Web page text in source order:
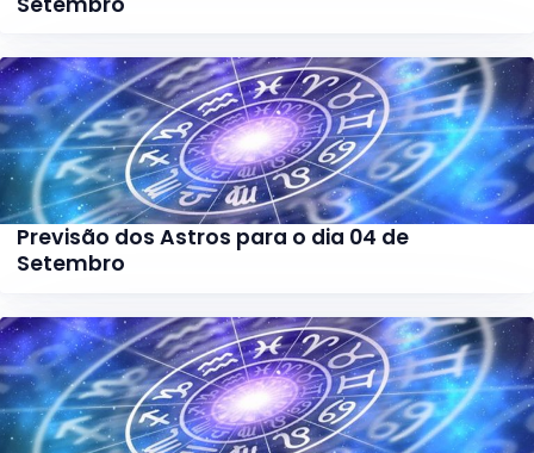
Previsão dos Astros para o dia 04 de
Setembro